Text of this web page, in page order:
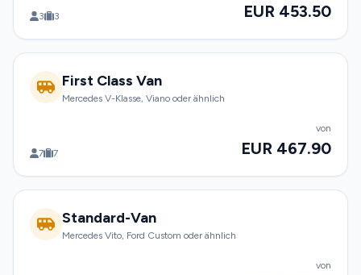
3 3 EUR 453.50
First Class Van
Mercedes V-Klasse, Viano oder ähnlich
7 7
von
EUR 467.90
Standard-Van
Mercedes Vito, Ford Custom oder ähnlich
von